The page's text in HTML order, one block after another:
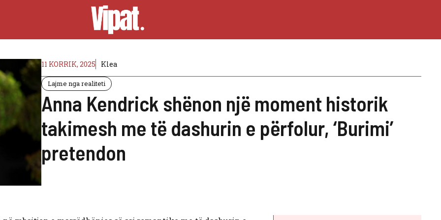
11 KORRIK, 2025 Klea
Lajme nga realiteti
Anna Kendrick shënon një moment historik
takimesh me të dashurin e përfolur, ‘Burimi’
pretendon